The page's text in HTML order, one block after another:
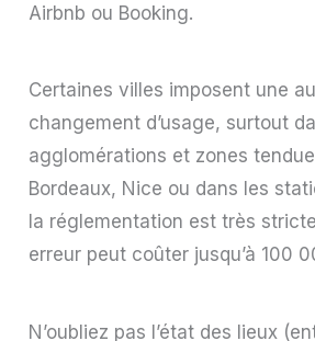
Airbnb ou Booking.
Certaines villes imposent une
changement d’usage, surtout
agglomérations et zones
Bordeaux, Nice ou dans les
la réglementation est très
erreur peut coûter jusqu’à 100
N’oubliez pas l’état des lieux